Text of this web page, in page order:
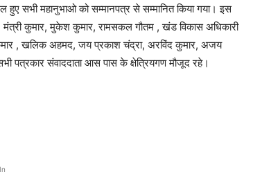
हुए सभी महानुभाओ को सम्मानपत्र से सम्मानित किया गया। इस
कुमार, मुकेश कुमार, रामसकल गौतम , खंड विकास अधिकारी
, खलिक अहमद, जय प्रकाश चंद्रा, अरविंद कुमार, अजय
पत्रकार संवाददाता आस पास के क्षेत्रियगण मौजूद रहे।
In